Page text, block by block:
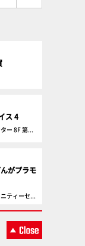
ス 4
ー 8F 第...
がプラモ
ティーセ...